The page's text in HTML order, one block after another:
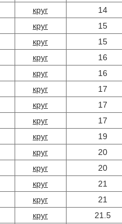
круг
14
круг
15
круг
15
круг
16
круг
16
круг
17
круг
17
круг
17
круг
19
круг
20
круг
20
круг
21
круг
21
круг
21.5